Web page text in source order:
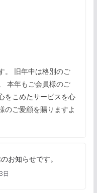
。 旧年中は格別のご
本年もご会員様のご
をこめたサービスを心
のご愛顧を賜りますよ
お知らせです。
日